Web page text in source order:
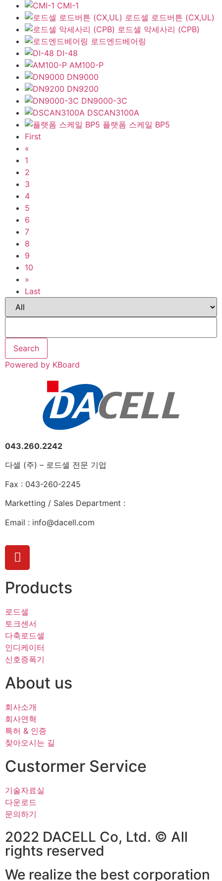
CMI-1
로드셀 로드버튼 (CX,UL)
로드셀 악세사리 (CPB)
로드엔드베어링
DI-48
AM100-P
DN9000
DN9200
DN9000-3C
DSCAN3100A
플랫폼 스케일 BP5
First
«
1
2
3
4
5
6
7
8
9
10
»
Last
Search
Powered by KBoard
043.260.2242
다셀 (주) – 로드셀 전문 기업
Fax : 043-260-2245
Marketting / Sales Department :
Email : info@dacell.com
Products
로드셀
토크센서
다축로드셀
인디케이터
신호증폭기
About us
회사소개
회사연혁
특허 & 인증
찾아오시는 길
Custormer Service
기술자료실
다운로드
문의하기
2022 DACELL Co, Ltd. © All
rights reserved
We realize the best corporation